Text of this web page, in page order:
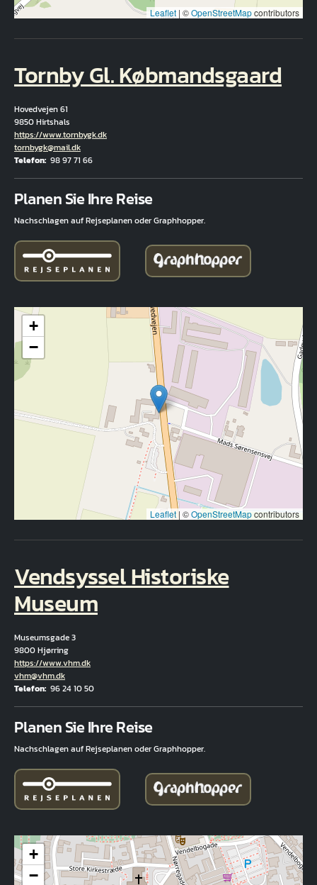
Leaflet | ©OpenStreetMapcontributors
Tornby Gl. Købmandsgaard
Hovedvejen 61
9850 Hirtshals
Hjemmeside
https://www.tornbygk.dk
E-Mail
tornbygk@mail.dk
Telefon 98 97 71 66
Planen Sie Ihre Reise
Nachschlagen auf Rejseplanen oder Graphhopper.
+
−
Leaflet| ©OpenStreetMapcontributors
Vendsyssel Historiske
Museum
Museumsgade 3
9800 Hjørring
Hjemmeside
https://www.vhm.dk
E-Mail
vhm@vhm.dk
Telefon 96 24 10 50
Planen Sie Ihre Reise
Nachschlagen auf Rejseplanen oder Graphhopper.
+
−